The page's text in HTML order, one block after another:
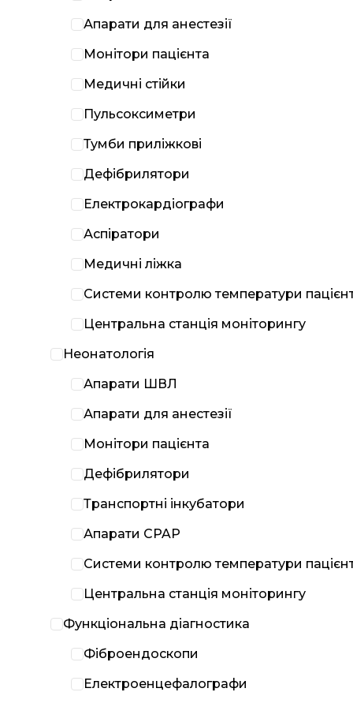
Апарати для анестезії
Монітори пацієнта
Медичні стійки
Пульсоксиметри
Тумби приліжкові
Дефібрилятори
Електрокардіографи
Аспіратори
Медичні ліжка
Системи контролю температури
Центральна станція моніторингу
Неонатологія
Апарати ШВЛ
Апарати для анестезії
Монітори пацієнта
Дефібрилятори
Транспортні інкубатори
Апарати CPAP
Системи контролю температури
Центральна станція моніторингу
Функціональна діагностика
Фіброендоскопи
Електроенцефалографи